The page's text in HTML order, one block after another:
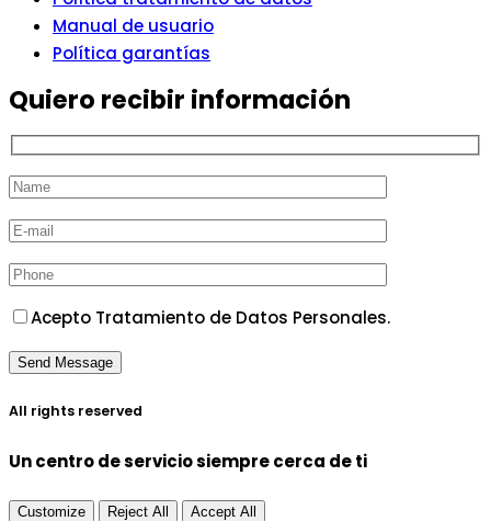
Manual de usuario
Política garantías
Quiero recibir información
Acepto Tratamiento de Datos Personales.
All rights reserved
Un centro de servicio siempre cerca de ti
Customize Reject All Accept All